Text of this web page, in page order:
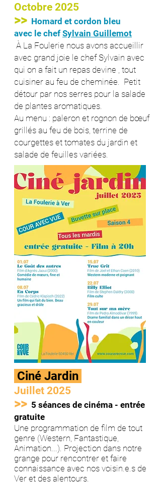
Octobre 2025
>> Homard et cordon bleu
avec le chef Sylvain Guillemot
À La Foulerie nous avons accueillir
avec grand joie le chef Sylvain avec
qui on a fait un repas devine , tout
cuisiner au feu de cheminée. Petit
détour par nos serres pour la salade
de plantes aromatiques.
Au menu : paleron et rognon de bœuf
grillés au feu de bois, terrine de
courgettes et tomates du jardin et
salade de feuilles variées.
Ciné Jardin
Juillet 2025
>> 5 séances de cinéma - entrée
gratuite
Une programmation de film de tout
genre (Western, Fantastique,
Animation...). Projection dans notre
grange pour rencontrer et faire
connaissance avec nos voisin.e.s de
Ver et des alentours.